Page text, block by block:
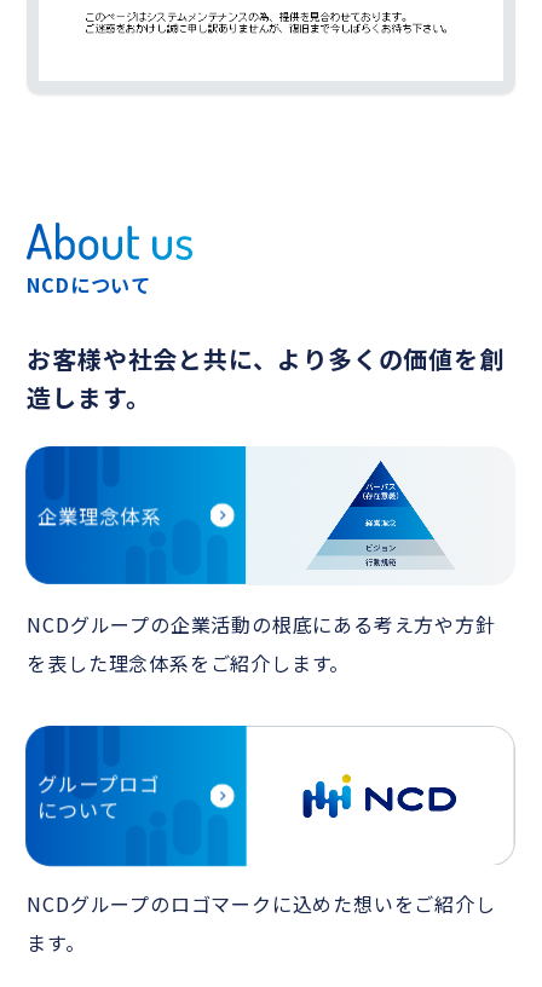
NCDについて
お客様や社会と共に、より多くの価値を創
造します。
企業理念体系
NCDグループの企業活動の根底にある考え方や方針
を表した理念体系をご紹介します。
グループロゴ
について
NCDグループのロゴマークに込めた想いをご紹介し
ます。